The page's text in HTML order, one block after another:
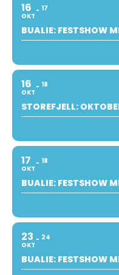
16
OKT
17
BUALIE: FESTSHOW
16
OKT
18
STOREFJELL:
17
OKT
18
BUALIE: FESTSHOW
23
OKT
24
BUALIE: FESTSHOW